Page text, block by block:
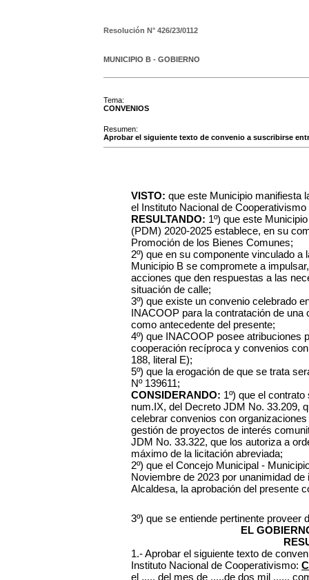
Resolución N° 426/23/0112
MUNICIPIO B - GOBIERNO
Tema:
CONVENIOS
Resumen:
Aprobar el siguiente texto de convenio a suscribirse
VISTO: que este Municipio manifiesta
el Instituto Nacional de
RESULTANDO: 1º) que este
(PDM) 2020-2025 establece, en su
Promoción de los Bienes Comunes;
2º) que en su componente vinculado
Municipio B se compromete a
acciones que den respuestas a las
situación de calle;
3º) que existe un convenio celebrado
INACOOP para la contratación de
como antecedente del presente;
4º) que INACOOP posee atribuciones
cooperación recíproca y convenios
188, literal E);
5º) que la erogación de que se trata
Nº 139611;
CONSIDERANDO: 1º) que el
num.IX, del Decreto JDM No. 33.209,
celebrar convenios con
gestión de proyectos de interés
JDM No. 33.322, que los autoriza a
máximo de la licitación abreviada;
2º) que el Concejo Municipal -
Noviembre de 2023 por unanimidad
Alcaldesa, la aprobación del presente
3º) que se entiende pertinente proveer
EL
1.- Aprobar el siguiente texto de
Instituto Nacional de Cooperativismo:
el ..... del mes de .....de dos mil .....,